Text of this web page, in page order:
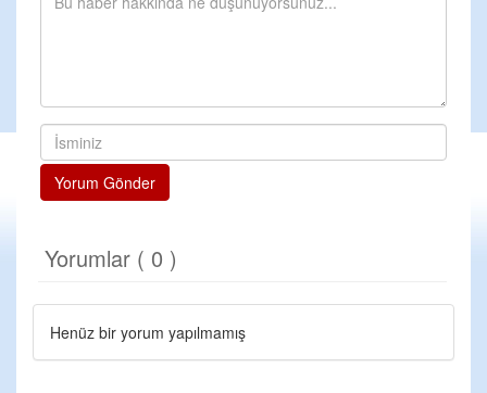
Yorum Gönder
Yorumlar ( 0 )
Henüz bir yorum yapılmamış